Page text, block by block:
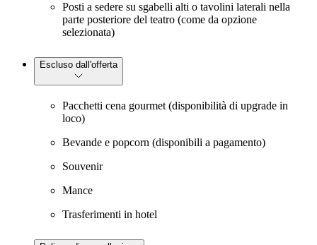
Posti a sedere su sgabelli alti o tavolini laterali nella
parte posteriore del teatro (come da opzione
selezionata)
Escluso dall'offerta
Pacchetti cena gourmet (disponibilità di upgrade in
loco)
Bevande e popcorn (disponibili a pagamento)
Souvenir
Mance
Trasferimenti in hotel